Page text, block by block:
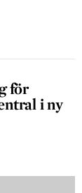
för
i ny